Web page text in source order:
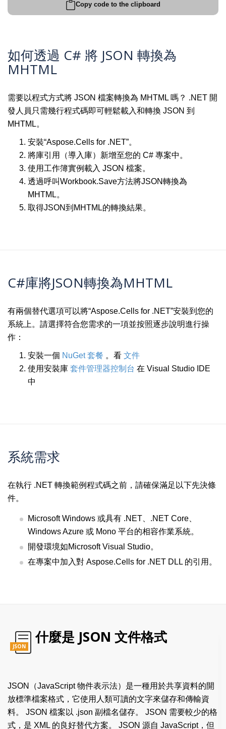
Copy code to the clipboard
如何透過 C# 將 JSON 轉換為
MHTML
需要以程式方式將 JSON 檔案轉換為 MHTML 嗎？ .NET 開
發人員只需幾行程式碼即可輕鬆載入和轉換 JSON 到
MHTML。
安裝“Aspose.Cells for .NET”。
將庫引用（導入庫）新增至您的 C# 專案中。
使用工作簿實例載入 JSON 檔案。
透過呼叫Workbook.Save方法將JSON轉換為
MHTML。
取得JSON到MHTML的轉換結果。
C#庫將JSON轉換為MHTML
有兩個替代選項可以將“Aspose.Cells for .NET”安裝到您的
系統上。請選擇符合您需求的一項並按照逐步說明進行操
作：
安裝一個 NuGet 套餐 。看 文件
使用安裝庫 套件管理器控制台 在 Visual Studio IDE
中
系統需求
在執行 .NET 轉換範例程式碼之前，請確保滿足以下先決條
件。
Microsoft Windows 或具有 .NET、.NET Core、
Windows Azure 或 Mono 平台的相容作業系統。
開發環境如Microsoft Visual Studio。
在專案中加入對 Aspose.Cells for .NET DLL 的引用。
JSON
什麼是 JSON 文件格式
JSON（JavaScript 物件表示法）是一種用於共享資料的開
放標準檔案格式，它使用人類可讀的文字來儲存和傳輸資
料。 JSON 檔案以 .json 副檔名儲存。 JSON 需要較少的格
式，是 XML 的良好替代方案。 JSON 源自 JavaScript，但